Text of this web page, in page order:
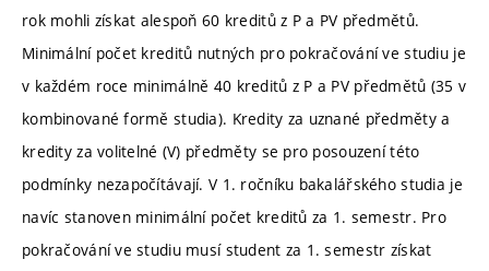
rok mohli získat alespoň 60 kreditů z P a PV předmětů.
Minimální počet kreditů nutných pro pokračování ve studiu je
v každém roce minimálně 40 kreditů z P a PV předmětů (35 v
kombinované formě studia). Kredity za uznané předměty a
kredity za volitelné (V) předměty se pro posouzení této
podmínky nezapočítávají. V 1. ročníku bakalářského studia je
navíc stanoven minimální počet kreditů za 1. semestr. Pro
pokračování ve studiu musí student za 1. semestr získat